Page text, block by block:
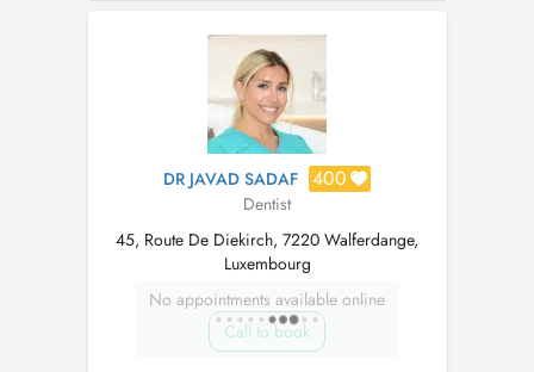
Langues parlées : Français, Anglais, Portu...
DR JAVAD SADAF 400
Dentist
45, Route De Diekirch, 7220 Walferdange,
Luxembourg
No appointments available online
Call to book